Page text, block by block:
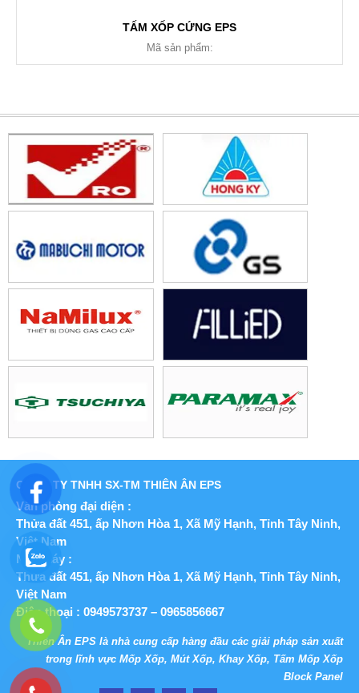
TẤM XỐP CỨNG EPS
Mã sản phẩm:
CÔNG TY TNHH SX-TM THIÊN ÂN EPS
Văn phòng đại diện :
Thửa đất 451, ấp Nhơn Hòa 1, Xã Mỹ Hạnh, Tỉnh Tây Ninh,
Việt Nam
Nhà máy :
Thửa đất 451, ấp Nhơn Hòa 1, Xã Mỹ Hạnh, Tỉnh Tây Ninh,
Việt Nam
Điện thoại : 0949573737 – 0965856667
Thiên Ân EPS là nhà cung cấp hàng đầu các giải pháp sản xuất
trong lĩnh vực Mốp Xốp, Mút Xốp, Khay Xốp, Tấm Mốp Xốp
Block Panel